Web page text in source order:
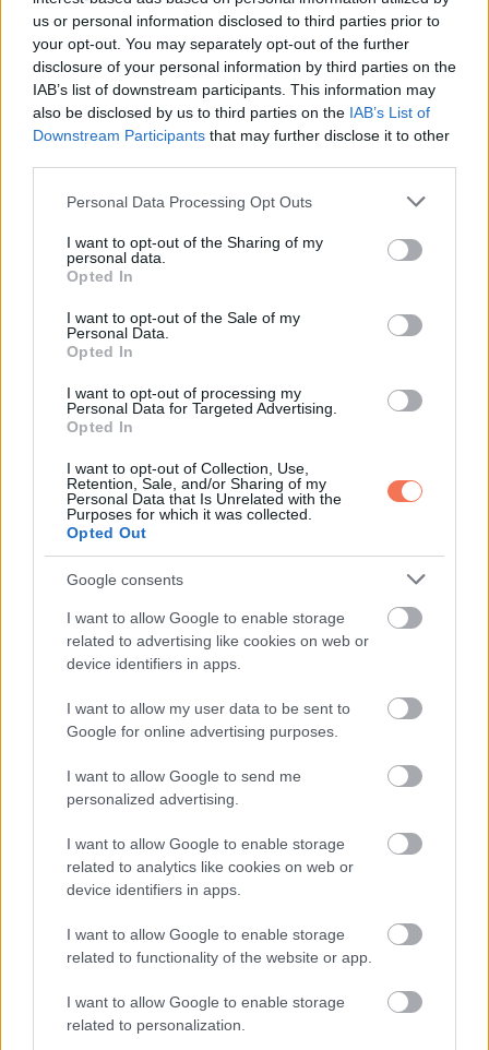
us or personal information disclosed to third parties prior to
your opt-out. You may separately opt-out of the further
disclosure of your personal information by third parties on the
IAB’s list of downstream participants. This information may
also be disclosed by us to third parties on the IAB’s List of
Downstream Participants that may further disclose it to other
Please note that this website/app uses one or more Google
not limited to your visit or usage behaviour. You may click to
grant or deny consent to Google and its third-party tags to
use your data for below specified purposes in below Google
consent section.
Personal Data Processing Opt Outs
I want to opt-out of the Sharing of my
personal data.
Opted In
I want to opt-out of the Sale of my
Personal Data.
Opted In
I want to opt-out of processing my
Personal Data for Targeted Advertising.
Opted In
I want to opt-out of Collection, Use,
Retention, Sale, and/or Sharing of my
Personal Data that Is Unrelated with the
Purposes for which it was collected.
Opted Out
Google consents
I want to allow Google to enable storage
related to advertising like cookies on web or
device identifiers in apps.
I want to allow my user data to be sent to
Google for online advertising purposes.
I want to allow Google to send me
personalized advertising.
I want to allow Google to enable storage
related to analytics like cookies on web or
device identifiers in apps.
I want to allow Google to enable storage
related to functionality of the website or app.
I want to allow Google to enable storage
related to personalization.
„Nehéz teljes mértékben leírni a lelki gyötrelmeket,
amelyeket a vállalat által velem szemben tanúsított
bánásmód miatt elszenvedtem. Súlyos és hosszan tartó
volt. Életemből 37 évet szenteltem a vállalatnak.
Elvesztettem a magamba vetett hitemet. Nagyon rosszul
éreztem magam emiatt”– magyarázta Glenn a
meghallgatáson.
A bíróság Glenn javára döntött, és40 000 dollárt
állapított
meg kártérítésként azért, amin Glenn keresztülment.
A vállalat elutasította a diszkrimináció vádját, és a Vesuvius
szóvivője elmondta:
kimenetele miatt, és már fellebbeztünk az ítélet ellen. Jogi
tanácsadóinkkal áttekintjük az ítéletet, és eldöntjük, hogy
Te mit gondolsz erről a történetről? Szerinted igazságos
volt az ítélet?
via
Az anya jobb szeme nem funkcionál szülés
után – majd az orvos röntgenfelvételen